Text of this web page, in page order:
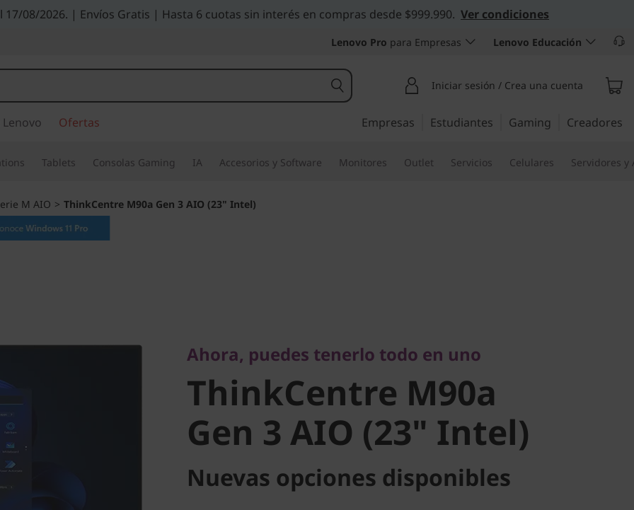
08/2026. | Envíos Gratis | Hasta 6 cuotas sin interés en compras desde $999.990. Ver condiciones
Lenovo Pro para Empresas Lenovo Educación
Iniciar sesión / Crea una cuenta
Ofertas Empresas Estudiantes Gaming Creadores
Tablets Consolas Gaming IA Accesorios y Software Monitores Outlet Servicios Celulares Servidores y
M AIO > ThinkCentre M90a Gen 3 AIO (23" Intel)
ThinkCentre M90a
Gen 3 AIO (23" Intel)
Ahora, puedes tenerlo todo en uno
ThinkCentre M90a
Gen 3 AIO (23" Intel)
Nuevas opciones disponibles